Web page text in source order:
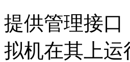
提供管理接口
拟机在其上